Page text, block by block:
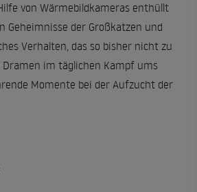
von Wärmebildkameras enthüllt
Geheimnisse der Großkatzen und
Verhalten, das so bisher nicht zu
Dramen im täglichen Kampf ums
Momente bei der Aufzucht der